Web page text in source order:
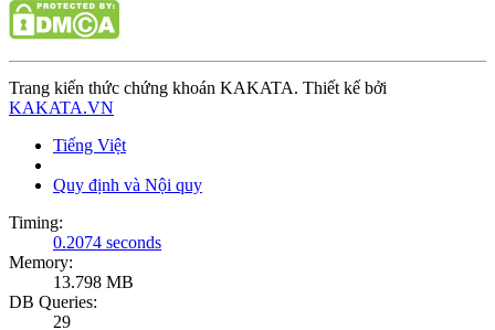
Trang kiến thức chứng khoán KAKATA. Thiết kế bởi
KAKATA.VN
Tiếng Việt
Quy định và Nội quy
Timing:
0.2074 seconds
Memory:
13.798 MB
DB Queries:
29